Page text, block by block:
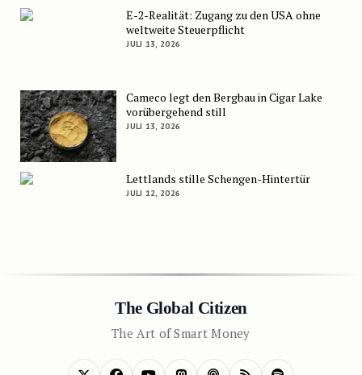
E-2-Realität: Zugang zu den USA ohne
weltweite Steuerpflicht
JULI 13, 2026
Cameco legt den Bergbau in Cigar Lake
vorübergehend still
JULI 13, 2026
Lettlands stille Schengen-Hintertür
JULI 12, 2026
The Global Citizen
The Art of Smart Money